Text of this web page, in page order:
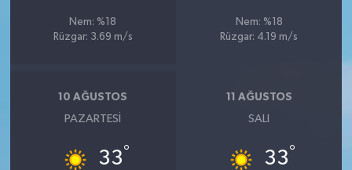
Nem: %18
Rüzgar: 3.69 m/s
Nem: %18
Rüzgar: 4.19 m/s
10 AĞUSTOS
PAZARTESI
33°
11 AĞUSTOS
SALI
33°